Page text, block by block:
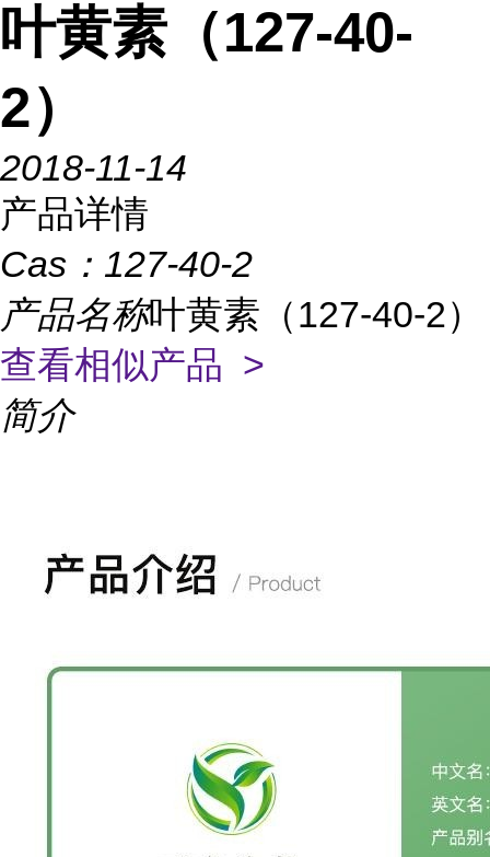
叶黄素（127-40-
2）
2018-11-14
产品详情
Cas： 127-40-2
产品名称叶黄素（127-40-2）
查看相似产品 >
简介